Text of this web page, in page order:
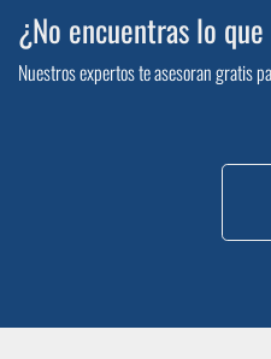
¿No encuentras lo
Nuestros expertos te asesoran gratis